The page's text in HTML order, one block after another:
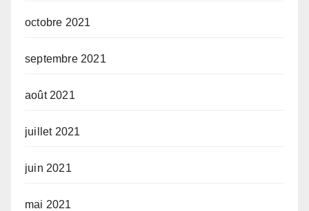
octobre 2021
septembre 2021
août 2021
juillet 2021
juin 2021
mai 2021